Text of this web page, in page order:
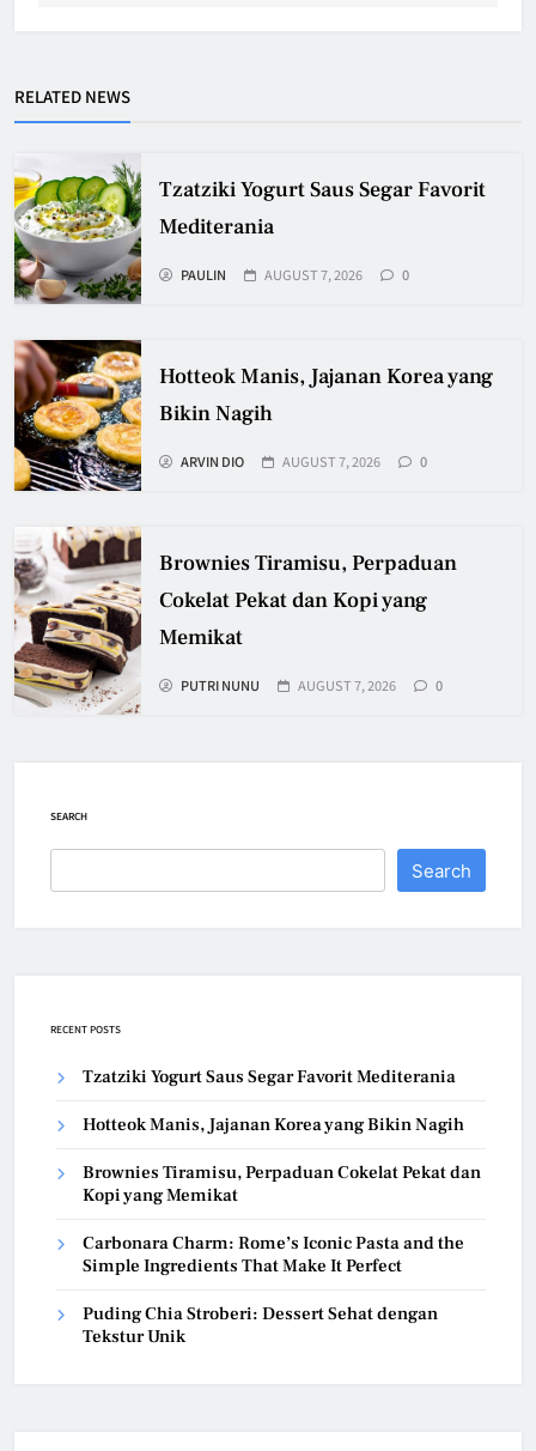
RELATED NEWS
Tzatziki Yogurt Saus Segar Favorit
Mediterania
PAULIN AUGUST 7, 2026 0
Hotteok Manis, Jajanan Korea yang
Bikin Nagih
ARVIN DIO AUGUST 7, 2026 0
Brownies Tiramisu, Perpaduan
Cokelat Pekat dan Kopi yang
Memikat
PUTRI NUNU AUGUST 7, 2026 0
SEARCH
Search
RECENT POSTS
Tzatziki Yogurt Saus Segar Favorit Mediterania
Hotteok Manis, Jajanan Korea yang Bikin Nagih
Brownies Tiramisu, Perpaduan Cokelat Pekat dan
Kopi yang Memikat
Carbonara Charm: Rome’s Iconic Pasta and the
Simple Ingredients That Make It Perfect
Puding Chia Stroberi: Dessert Sehat dengan
Tekstur Unik